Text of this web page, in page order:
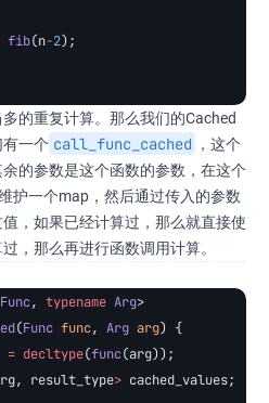
fib(n-2);
的重复计算。那么我们的Cached
一个 call_func_cached
​，这个
的参数是这个函数的参数，在这个
护一个map，然后通过传入的参数
，如果已经计算过，那么就直接使
，那么再进行函数调用计算。
, typename Arg>
(Func func, Arg arg) {
= decltype(func(arg));
result_type> cached_values;